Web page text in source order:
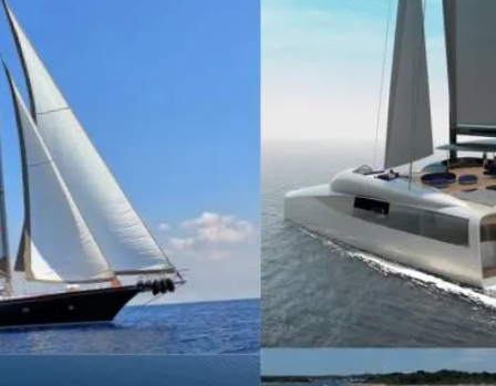
Kiralama Servisleri
Basın Yayın
Dernekler ve Birlikler Periyodik Kontrol
Moda İthalat İhracat
Alüminyum Tarım & Hayvancılık